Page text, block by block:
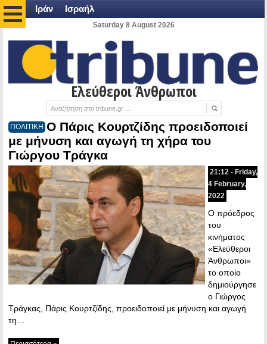
Ιράν Ισραήλ
Saturday 8 August 2026
Ελεύθεροι Άνθρωποι
ΠΟΛΙΤΙΚΗ O Πάρις Κουρτζίδης προειδοποιεί
με μήνυση και αγωγή τη χήρα του
Γιώργου Τράγκα
21:12 - Friday,
4 February,
2022
Ο πρόεδρος
του
κινήματος
«Ελεύθεροι
Άνθρωποι»
το οποίο
δημιούργησε
ο Γιώργος
Τράγκας, Πάρις Κουρτζίδης, προειδοποιεί με μήνυση και αγωγή
τη…